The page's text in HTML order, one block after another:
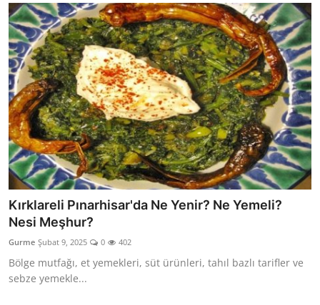
Kırklareli Pınarhisar'da Ne Yenir? Ne Yemeli?
Nesi Meşhur?
Gurme Şubat 9, 2025 0 402
Bölge mutfağı, et yemekleri, süt ürünleri, tahıl bazlı tarifler ve
sebze yemekle...